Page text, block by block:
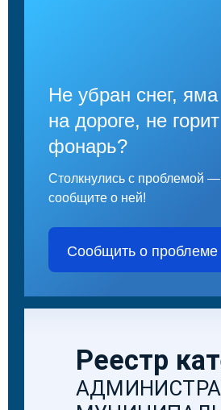
Не убран снег, яма
на дороге, не горит
фонарь?
Столкнулись с проблемой —
сообщите о ней!
Сообщить о проблеме